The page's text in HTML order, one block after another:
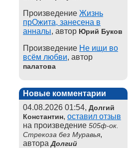
Произведение Жизнь
прОжита, занесена в
анналы, автор Юрий Буков
Произведение Не ищи во
всём любви, автор
палатова
Новые комментарии
04.08.2026 01:54, Долгий
Константин, оставил отзыв
на произведение 505ф-ок.
Стрекоза без Муравья,
автораДолгий